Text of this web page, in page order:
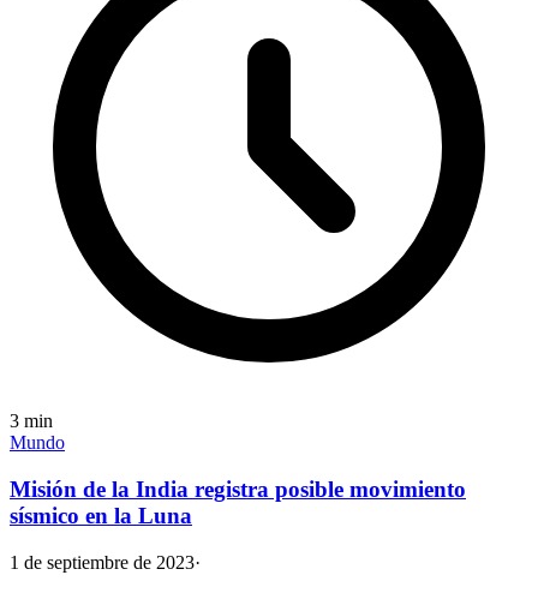
3 min
Mundo
Misión de la India registra posible movimiento
sísmico en la Luna
1 de septiembre de 2023·